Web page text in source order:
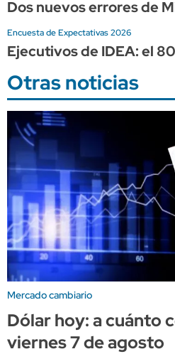
Dos nuevos errores de
Encuesta de Expectativas 2026
Ejecutivos de IDEA: el
Otras noticias
Mercado cambiario
Dólar hoy: a cuánto
viernes 7 de agosto